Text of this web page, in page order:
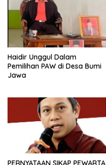
Haidir Unggul Dalam
Pemilihan PAW di Desa Bumi
Jawa
PERNYATAAN SIKAP PEWARTA